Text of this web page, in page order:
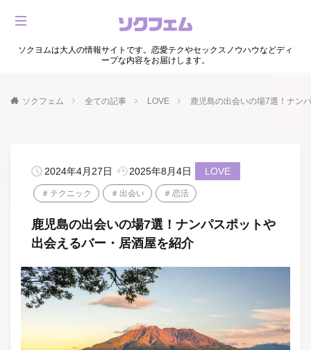
ソクヨムは大人の情報サイトです。恋愛テクやセックスノウハウなどディ
ープな内容をお届けします。
ソクフェム 全ての記事 LOVE 鹿児島の出会いの場7選！ナン
2024年4月27日 2025年8月4日 LOVE
テクニック 出会い 恋活
鹿児島の出会いの場7選！ナンパスポットや
出会えるバー・居酒屋を紹介